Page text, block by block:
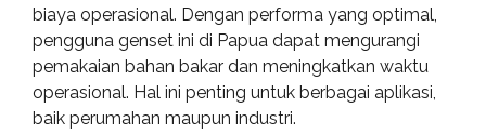
biaya operasional. Dengan performa yang optimal,
pengguna genset ini di Papua dapat mengurangi
pemakaian bahan bakar dan meningkatkan waktu
operasional. Hal ini penting untuk berbagai aplikasi,
baik perumahan maupun industri.